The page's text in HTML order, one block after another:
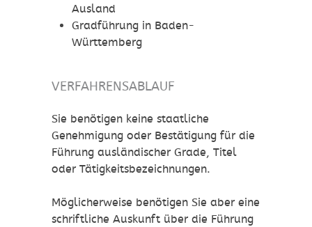
Ausland
Gradführung in Baden-
Württemberg
VERFAHRENSABLAUF
Sie benötigen keine staatliche
Genehmigung oder Bestätigung für die
Führung ausländischer Grade, Titel
oder Tätigkeitsbezeichnungen.
Möglicherweise benötigen Sie aber eine
schriftliche Auskunft über die Führung